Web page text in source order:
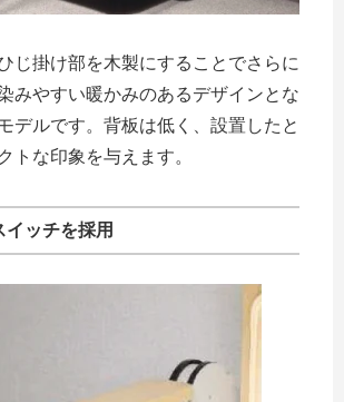
じ掛け部を木製にすることでさらに
みやすい暖かみのあるデザインとな
デルです。背板は低く、設置したと
トな印象を与えます。
イッチを採用